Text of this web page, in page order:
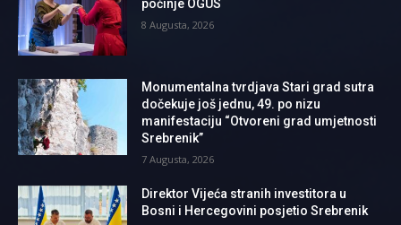
počinje OGUS
8 Augusta, 2026
Monumentalna tvrdjava Stari grad sutra
dočekuje još jednu, 49. po nizu
manifestaciju “Otvoreni grad umjetnosti
Srebrenik”
7 Augusta, 2026
Direktor Vijeća stranih investitora u
Bosni i Hercegovini posjetio Srebrenik